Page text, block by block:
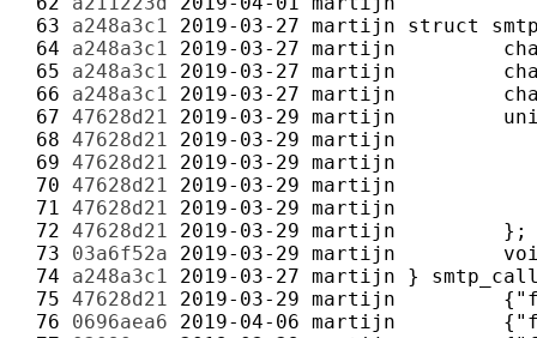
63 a248a3c1 2019-03-27 martijn
64 a248a3c1 2019-03-27 martijn
65 a248a3c1 2019-03-27 martijn
66 a248a3c1 2019-03-27 martijn
67 47628d21 2019-03-29 martijn
68 47628d21 2019-03-29 martijn
69 47628d21 2019-03-29 martijn
70 47628d21 2019-03-29 martijn
71 47628d21 2019-03-29 martijn
72 47628d21 2019-03-29 martijn
73 03a6f52a 2019-03-29 martijn
74 a248a3c1 2019-03-27 martijn
75 47628d21 2019-03-29 martijn
76 0696aea6 2019-04-06 martijn